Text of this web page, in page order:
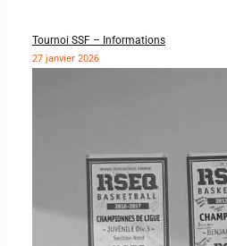
Tournoi SSF – Informations
27 janvier 2026